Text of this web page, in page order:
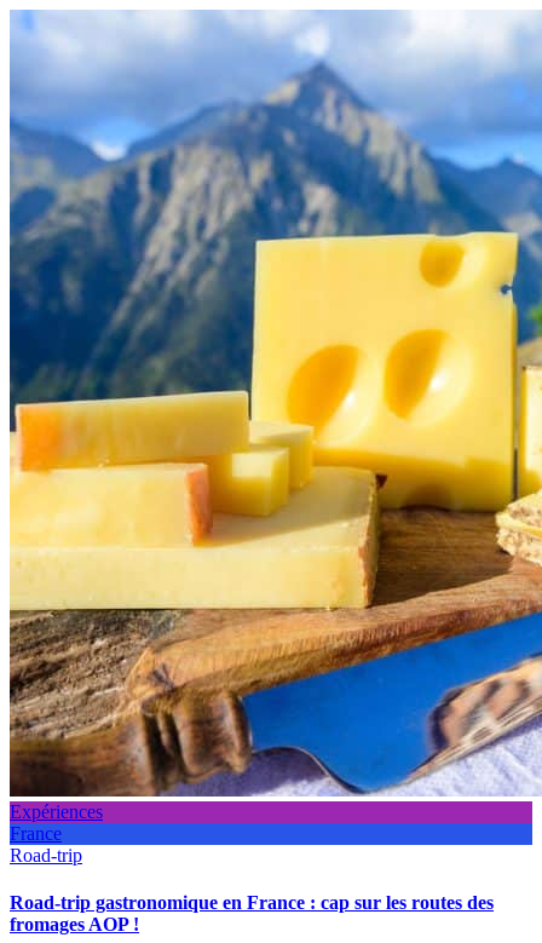
Expériences
France
Road-trip
Road-trip gastronomique en France : cap sur les routes des
fromages AOP !